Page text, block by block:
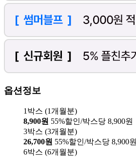
옵션정보
1박스 (1개월분)
8,900원 55%할인/박스당 8,900원
3박스 (3개월분)
26,700원 55%할인/박스당 8,900원
6박스 (6개월분)